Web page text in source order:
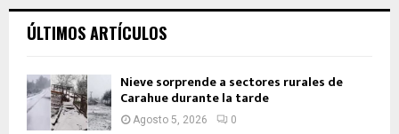
ÚLTIMOS ARTÍCULOS
Nieve sorprende a sectores rurales de
Carahue durante la tarde
Agosto 5, 2026 0